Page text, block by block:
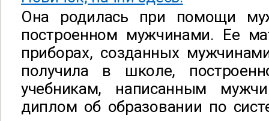
Она родилась при помощи
построенном мужчинами. Ее
приборах, созданных
получила в школе,
учебникам, написанным
диплом об образовании по